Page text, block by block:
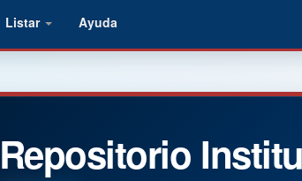
Listar Ayuda
Repositorio